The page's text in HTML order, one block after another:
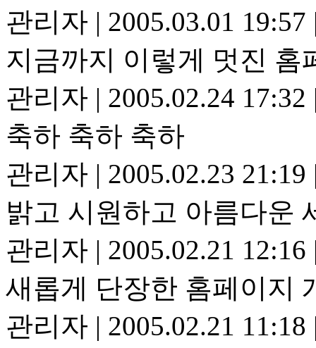
관리자 | 2005.03.01 19:57
지금까지 이렇게 멋진 홈
관리자 | 2005.02.24 17:32
축하 축하 축하
관리자 | 2005.02.23 21:19
밝고 시원하고 아름다운
관리자 | 2005.02.21 12:16
새롭게 단장한 홈페이지
관리자 | 2005.02.21 11:18